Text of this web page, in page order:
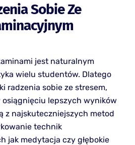
Sobie Ze
jest naturalnym
wielu studentów. Dlatego
radzenia sobie ze stresem,
osiągnięciu lepszych wyników
z najskuteczniejszych metod
technik
jak medytacja czy głębokie